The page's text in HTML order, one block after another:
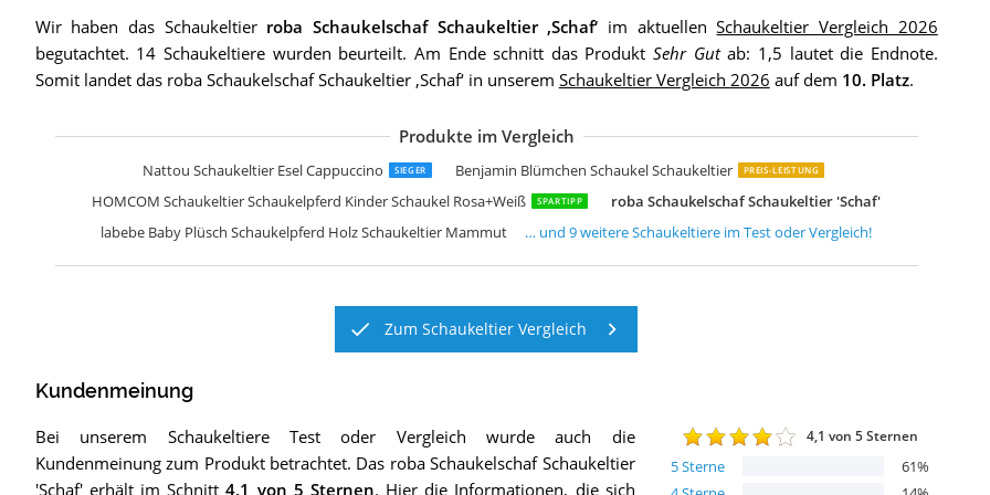
Wir haben das Schaukeltier roba Schaukelschaf Schaukeltier ‚Schaf‘ im aktuellenSchaukeltier Vergleich 2026
begutachtet. 14 Schaukeltiere wurden beurteilt. Am Ende schnitt das ProduktSehr Gutab: 1,5 lautet die Endnote.
Somit landet das roba Schaukelschaf Schaukeltier ‚Schaf‘ in unserem Schaukeltier Vergleich 2026 auf dem 10. Platz.
Produkte im Vergleich
Nattou Schaukeltier Esel Cappuccino SIEGER Benjamin Blümchen Schaukel Schaukeltier PREIS-LEISTUNG
HOMCOM Schaukeltier Schaukelpferd Kinder Schaukel Rosa+Weiß SPARTIPP
roba Schaukelschaf Schaukeltier 'Schaf'
labebe Baby Plüsch Schaukelpferd Holz Schaukeltier Mammut
Nattou Schaukeltier Elefant Adèle
Nattou Schaukeltier Elefant Tembo
B toys by Battat Schaukelpferd Rodeo Rocker Zebra
HOMCOM Schaukeltier Schaukelpferd Kinder Schaukel Weiß 60 x 33 x 59 cm
Sweety Toys 9053 Grisu Plüsch Schaukeltier Schaukelstuhl Drache
Bieco Plüsch Schaukeltier Elefant
Steff Schaukelpferd Fuchs 1 bis 4 Jahre
KNORRTOYS.COM Knorrtoys 40394 Schaukeltier "Karl" dino green
Labebe Baby Schaukelpferd Holz
… und9weitereSchaukeltiere im Test oder Vergleich!
Zum Schaukeltier Vergleich
Kundenmeinung
4,1 von 5 Sternen
5Sterne 61%
Bei unserem SchaukeltiereTest oder Vergleich wurde auch die
Kundenmeinung zum Produkt betrachtet. Das roba Schaukelschaf Schaukeltier
'Schaf'erhält im Schnitt4,1 von 5 Sternen. Hier die Informationen, die sich